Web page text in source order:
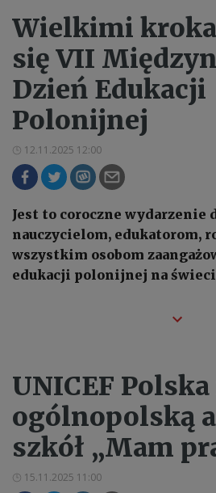
Wielkimi
się VII
Dzień Edukacji
Polonijnej
12.11.2025 12:00
Jest to coroczne wydarzenie
nauczycielom, edukatorom,
wszystkim osobom
edukacji polonijnej na
UNICEF
ogólnopolską
szkół „Mam
15.11.2025 11:00